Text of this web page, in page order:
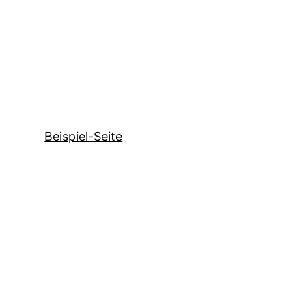
Beispiel-Seite